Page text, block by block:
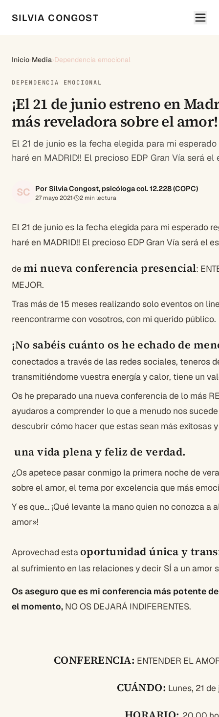
SILVIA CONGOST
Inicio›Media›Dependencia emocional
DEPENDENCIA EMOCIONAL
¡El 21 de junio estreno en
más reveladora sobre el amor!
El 21 de junio es la fecha elegida para mi esperado
haré en MADRID!! El precioso EDP Gran Vía será
SC Por Silvia Congost, psicóloga col. 12.228 (COPC)
27 mayo 2021· 2 min lectura
El 21 de junio es la fecha elegida para mi esperado
haré en MADRID!! El precioso EDP Gran Vía será el
de mi nueva conferencia presencial:
MEJOR.
Tras más de 15 meses realizando solo eventos on
reencontrarme con vosotros, con mi querido público.
¡No sabéis cuánto os he echado de
conectados a través de las redes sociales, teneros
transmitiéndome vuestra energía y calor, tiene un
Os he preparado una nueva conferencia de lo más
ayudaros a comprender lo que a menudo nos
descubrir cómo hacer que estas sean más exitosas
una vida plena y feliz de verdad.
¿Os apetece pasar conmigo la primera noche de
sobre el amor, el tema por excelencia que más
Y es que… ¡Qué levante la mano quien no conozca a
amor»!
Aprovechad esta oportunidad única y
al sufrimiento en las relaciones y decir SÍ a un amor
Os aseguro que es mi conferencia más potente
el momento, NO OS DEJARÁ INDIFERENTES.
CONFERENCIA: ENTENDER EL
CUÁNDO: Lunes, 21